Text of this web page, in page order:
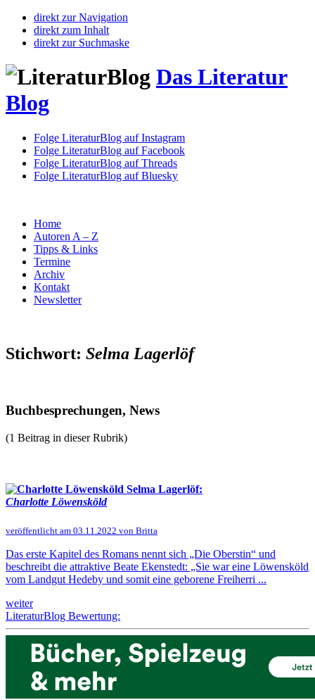
direkt zur Navigation
direkt zum Inhalt
direkt zur Suchmaske
Das Literatur
Blog
Folge LiteraturBlog auf Instagram
Folge LiteraturBlog auf Facebook
Folge LiteraturBlog auf Threads
Folge LiteraturBlog auf Bluesky
Home
Autoren A – Z
Tipps & Links
Termine
Archiv
Kontakt
Newsletter
Stichwort: Selma Lagerlöf
Buchbesprechungen, News
(1 Beitrag in dieser Rubrik)
Selma Lagerlöf:
Charlotte Löwensköld
veröffentlicht am 03.11.2022 von Britta
Das erste Kapitel des Romans nennt sich „Die Oberstin“ und
beschreibt die attraktive Beate Ekenstedt: „Sie war eine Löwensköld
vom Landgut Hedeby und somit eine geborene Freiherri ...
weiter
LiteraturBlog Bewertung: